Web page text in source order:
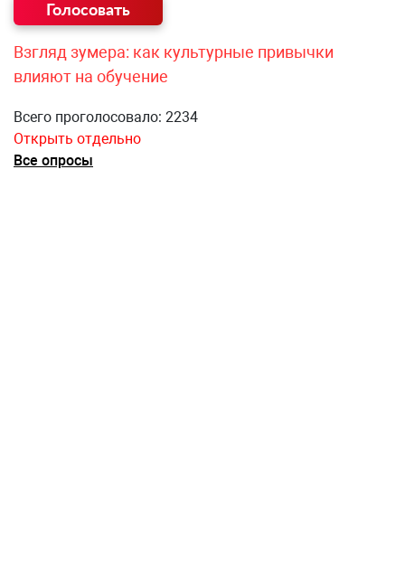
Взгляд зумера: как культурные привычки
влияют на обучение
Всего проголосовало: 2234
Открыть отдельно
Все опросы